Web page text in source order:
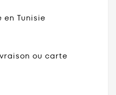
Tunisie
ou carte